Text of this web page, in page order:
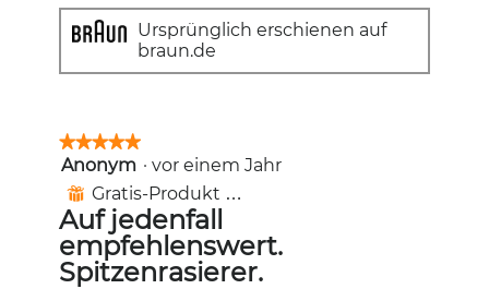
Ursprünglich erschienen auf
braun.de
★★★★★
★★★★★
5
von
Sternen.
Anonym · vor einem Jahr
⊞ Gratis-Produkt erhalten
Auf jedenfall
empfehlenswert.
Spitzenrasierer.